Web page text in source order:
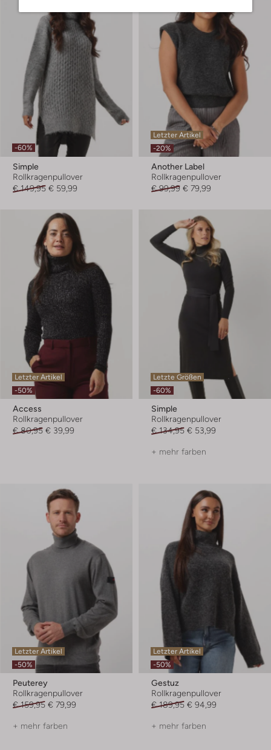
-60%
Simple
Rollkragenpullover
€ 149,95 € 59,99
Letzter Artikel
-20%
Another Label
Rollkragenpullover
€ 99,99 € 79,99
Letzter Artikel
-50%
Access
Rollkragenpullover
€ 80,95 € 39,99
Letzte Größen
-60%
Simple
Rollkragenpullover
€ 134,95 € 53,99
+ mehr farben
Letzter Artikel
-50%
Peuterey
Rollkragenpullover
€ 159,95 € 79,99
+ mehr farben
Letzter Artikel
-50%
Gestuz
Rollkragenpullover
€ 189,95 € 94,99
+ mehr farben